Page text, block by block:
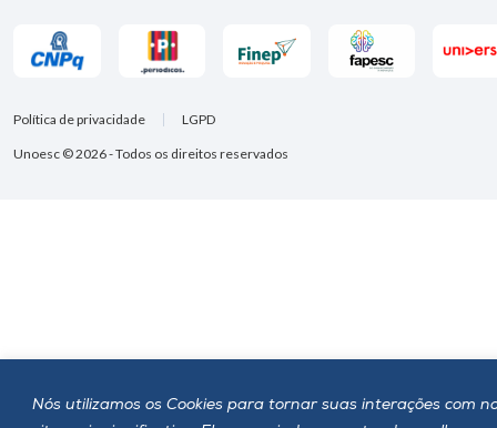
Nós utilizamos os Cookies para tornar suas interações com
Unoesc © 2026 - Todos os direitos reservados
Política de privacidade LGPD